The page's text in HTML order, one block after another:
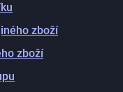
zboží
zboží